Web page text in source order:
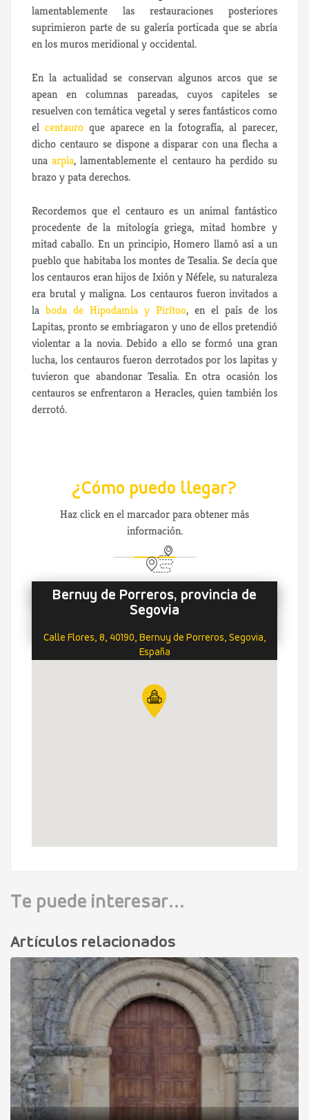
lamentablemente las restauraciones posteriores
suprimieron parte de su galería porticada que se abría
en los muros meridional y occidental.
En la actualidad se conservan algunos arcos que se
apean en columnas pareadas, cuyos capiteles se
resuelven con temática vegetal y seres fantásticos como
el centauroque aparece en la fotografía, al parecer,
dicho centauro se dispone a disparar con una flecha a
unaarpía, lamentablemente el centauro ha perdido su
brazo y pata derechos.
Recordemos que el centauro es un animal fantástico
procedente de la mitología griega, mitad hombre y
mitad caballo. En un principio, Homero llamó así a un
pueblo que habitaba los montes de Tesalia. Se decía que
los centauros eran hijos de Ixión y Néfele, su naturaleza
era brutal y maligna. Los centauros fueron invitados a
la boda de Hipodamía y Pirítoo, en el país de los
Lapitas, pronto se embriagaron y uno de ellos pretendió
violentar a la novia. Debido a ello se formó una gran
lucha, los centauros fueron derrotados por los lapitas y
tuvieron que abandonar Tesalia. En otra ocasión los
centauros se enfrentaron a Heracles, quien también los
derrotó.
¿Cómo puedo llegar?
Haz click en el marcador para obtener más
información.
Bernuy de Porreros, provincia de
Segovia
Calle Flores, 8, 40190, Bernuy de Porreros, Segovia,
España
Te puede interesar...
Artículos relacionados